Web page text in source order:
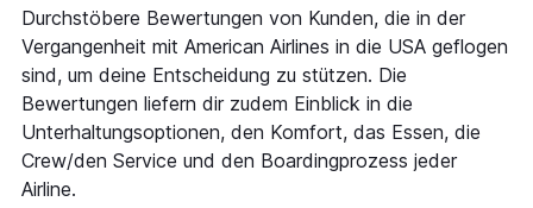
has
1
Y
axis
displaying
values.
Range:
0
to
Durchstöbere Bewertungen von Kunden, die in der
Vergangenheit mit American Airlines in die USA geflogen
sind, um deine Entscheidung zu stützen. Die
Bewertungen liefern dir zudem Einblick in die
Unterhaltungsoptionen, den Komfort, das Essen, die
Crew/den Service und den Boardingprozess jeder
Airline.